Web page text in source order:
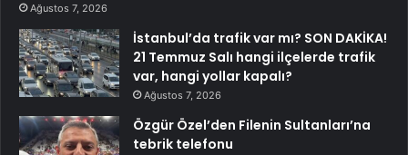
Ağustos 7, 2026
İstanbul’da trafik var mı? SON DAKİKA!
21 Temmuz Salı hangi ilçelerde trafik
var, hangi yollar kapalı?
Ağustos 7, 2026
Özgür Özel’den Filenin Sultanları’na
tebrik telefonu